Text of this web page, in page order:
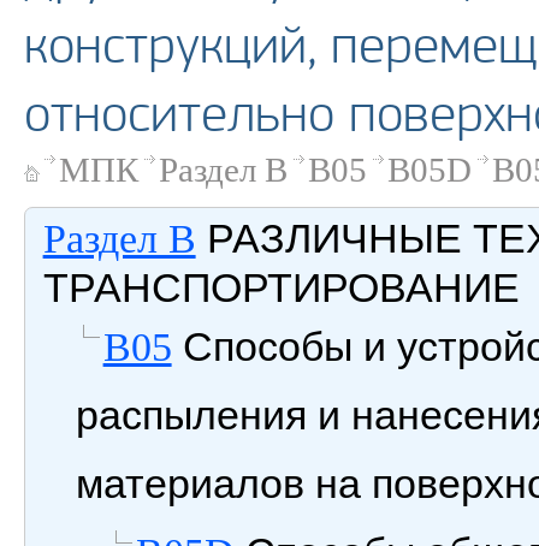
конструкций,
относительно
МПК Раздел B B05 B05D
Раздел B РАЗЛИЧНЫЕ
ТРАНСПОРТИРОВАНИЕ
B05 Способы и
распыления и
материалов на